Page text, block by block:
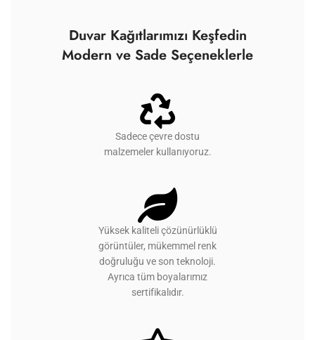
Duvar Kağıtlarımızı Keşfedin
Modern ve Sade Seçeneklerle
Sadece çevre dostu
malzemeler kullanıyoruz.
Yüksek kaliteli çözünürlüklü
görüntüler, mükemmel renk
doğruluğu ve son teknoloji.
Ayrıca tüm boyalarımız
sertifikalıdır.